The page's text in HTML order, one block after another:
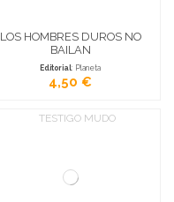
LOS HOMBRES DUROS NO
BAILAN
Editorial: Planeta
4,50 €